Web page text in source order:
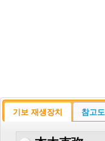
기보 재생장치 참고도